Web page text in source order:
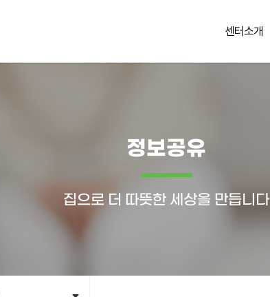
센터소개
정보공유
집으로 더 따뜻한 세상을 만듭니다